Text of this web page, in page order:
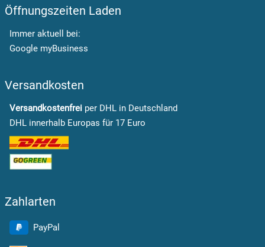
Öffnungszeiten Laden
Immer aktuell bei:
Google myBusiness
Versandkosten
Versandkostenfrei per DHL in Deutschland
DHL innerhalb Europas für 17 Euro
Zahlarten
PayPal